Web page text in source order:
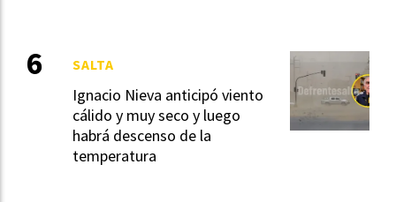
Ignacio Nieva anticipó viento
cálido y muy seco y luego
habrá descenso de la
temperatura
SALTA